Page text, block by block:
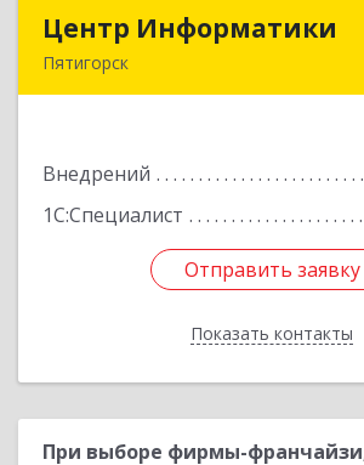
Центр Информатики
Пятигорск
Внедрений
1С:Специалист
Отправить заявку
Показать контакты
Центр
Отправить заявку
Назад
При выборе фирмы-